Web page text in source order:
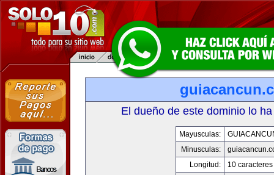
El dueño de este dominio lo
Mayusculas:
Minusculas:
Longitud:
10 caracteres